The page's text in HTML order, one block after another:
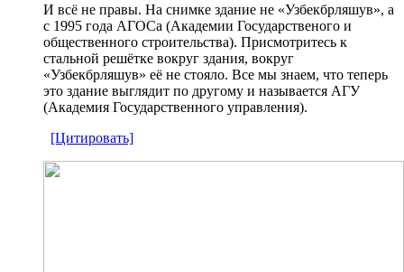
И всё не правы. На снимке здание не «Узбекбрляшув», а
с 1995 года АГОСа (Академии Государственого и
общественного строительства). Присмотритесь к
стальной решётке вокруг здания, вокруг
«Узбекбрляшув» её не стояло. Все мы знаем, что теперь
это здание выглядит по другому и называется АГУ
(Академия Государственного управления).
[Цитировать]